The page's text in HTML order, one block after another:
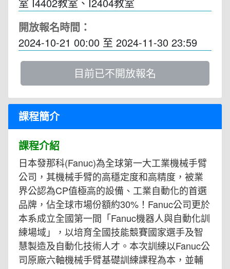
開放報名時間：
2024-10-21 00:00 至 2024-11-30 23:59
目前已不開放報名
課程簡介
課程介紹
日本發那科(Fanuc)為全球第一大工業機械手臂
公司，其機械手臂的高穩定度和高精度，被業
界公認為CP值極高的設備、工業自動化的首選
品牌，佔全球市場份額約30%！Fanuc公司更於
本系成立全國第一間「Fanuc機器人與自動化訓
練場域」，以培育全國技能競賽國家選手及智
慧製造及自動化技術人才。本次訓練以Fanuc公
司原廠六軸機械手臂基礎訓練課程為本，並輔